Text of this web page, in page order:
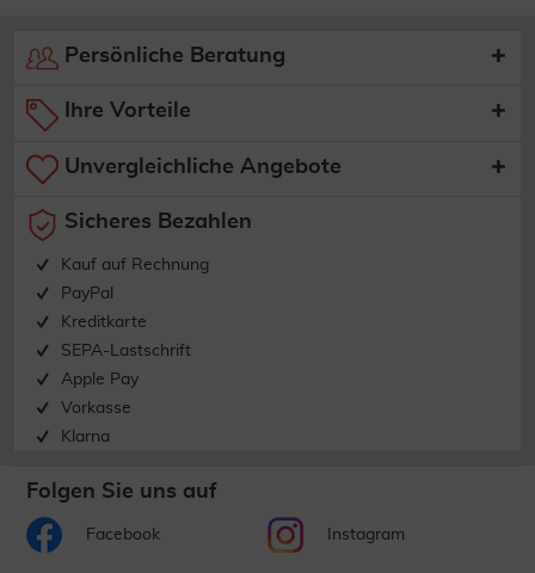
Persönliche Beratung
Ihre Vorteile
Unvergleichliche Angebote
Sicheres Bezahlen
Kauf auf Rechnung
PayPal
Kreditkarte
SEPA-Lastschrift
Apple Pay
Vorkasse
Klarna
Folgen Sie uns auf
Facebook Instagram